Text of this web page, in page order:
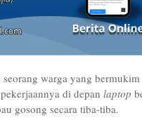
warga yang
di depan laptop
gosong secara tiba-tiba.